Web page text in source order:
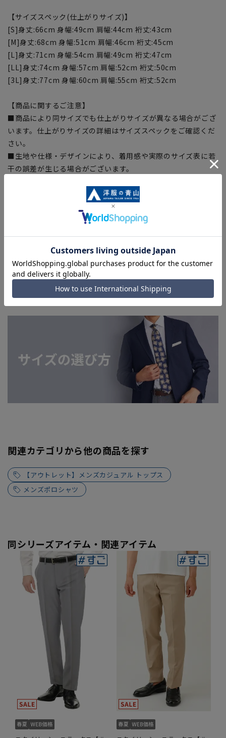
【サイズスペック(仕上がりサイズ)】
[S]身丈:66cm 身幅:49cm 肩幅:44cm 裄丈:43cm
[M]身丈:68cm 身幅:51cm 肩幅:46cm 裄丈:45cm
[L]身丈:71cm 身幅:54cm 肩幅:49cm 裄丈:47cm
[LL]身丈:74cm 身幅:57cm 肩幅:52cm 裄丈:50cm
[3L]身丈:77cm 身幅:60cm 肩幅:55cm 裄丈:52cm
【商品に関するご注意】
■商品により同サイズでも仕上がりサイズが異なる場合がござ
います。仕上がりサイズの詳細はサイズスペックをご確認くだ
さい。
■生地や仕様・デザインにより、着用感や実際のサイズ表に若
干の誤差が生じる場合がございます。
ヌードサイズ(体の寸法)を表記しております。
■ブラウザやお使いのモニター環境、室内外等の撮影時の環境
下での光加減により、実際の商品と掲載画像の色味が異なる場
上、ご注文いただいたタイミングにより欠品が発生し、ご注文
を完了できない場合がございます。予めご了承ください。(お
急ぎ発送のご注文につきましても、ご注文のタイミングによっ
てはお急ぎ発送サービスを選択できない場合がございます。)
関連カテゴリから他の商品を探す
【アウトレット】メンズカジュアル トップス
メンズポロシャツ
同シリーズアイテム・関連アイテム